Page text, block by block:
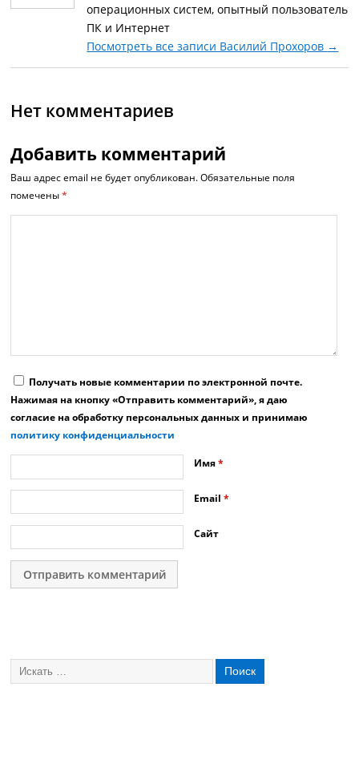
операционных систем, опытный пользователь
ПК и Интернет
Посмотреть все записи Василий Прохоров →
Нет комментариев
Добавить комментарий
Ваш адрес email не будет опубликован. Обязательные поля
помечены*
Получать новые комментарии по электронной почте.
Нажимая на кнопку «Отправить комментарий», я даю
согласие на обработку персональных данных и принимаю
политику конфиденциальности
Имя*
Email*
Сайт